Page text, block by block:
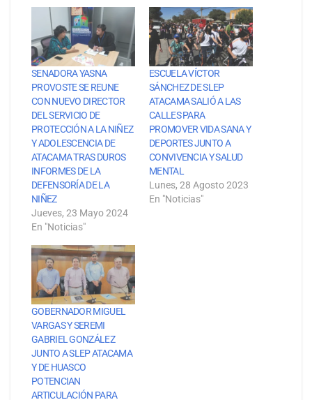
SENADORA YASNA
PROVOSTE SE REUNE
CON NUEVO DIRECTOR
DEL SERVICIO DE
PROTECCIÓN A LA NIÑEZ
Y ADOLESCENCIA DE
ATACAMA TRAS DUROS
INFORMES DE LA
DEFENSORÍA DE LA
NIÑEZ
Jueves, 23 Mayo 2024
En "Noticias"
ESCUELA VÍCTOR
SÁNCHEZ DE SLEP
ATACAMA SALIÓ A LAS
CALLES PARA
PROMOVER VIDA SANA Y
DEPORTES JUNTO A
CONVIVENCIA Y SALUD
MENTAL
Lunes, 28 Agosto 2023
En "Noticias"
GOBERNADOR MIGUEL
VARGAS Y SEREMI
GABRIEL GONZÁLEZ
JUNTO A SLEP ATACAMA
Y DE HUASCO
POTENCIAN
ARTICULACIÓN PARA